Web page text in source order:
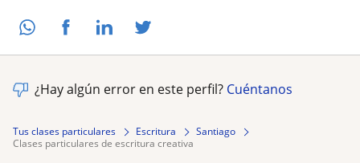
¿Hay algún error en este perfil? Cuéntanos
Tus clases particulares Escritura
Santiago
clases particulares de escritura creativa